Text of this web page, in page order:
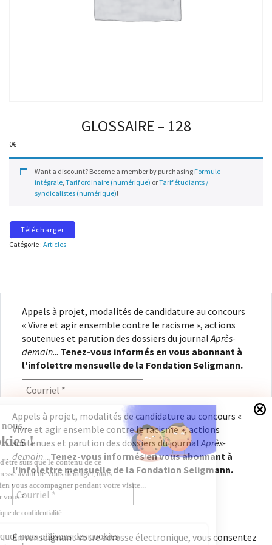
GLOSSAIRE – 128
0€
Want a discount? Become a member by purchasing Formule
intégrale, Tarif ordinaire (numérique) orTarif étudiants /
syndicalistes (numérique)!
Télécharger
Catégorie : Articles
Appels à projet, modalités de candidature au concours
« Vivre et agir ensemble contre le racisme », actions
soutenues et parution des dossiers du journal Après-
demain... Tenez-vous informés en vous abonnant à
l'infolettre mensuelle de la Fondation Seligmann.
En renseignant votre adresse électronique, vous
consentez à recevoir l'infolettre de la Fondation
Seligmann, conformément à notrepolitique de
confidentialité. Il vous sera possible de vous
désabonner à tout moment.
Appels à projet, modalités de candidature au concours «
Vivre et agir ensemble contre le racisme », actions
soutenues et parution des dossiers du journalAprès-
demain...Tenez-vous informés en vous abonnant à
l'infolettre mensuelle de la Fondation Seligmann.
En renseignant votre adresse électronique, vous consentez